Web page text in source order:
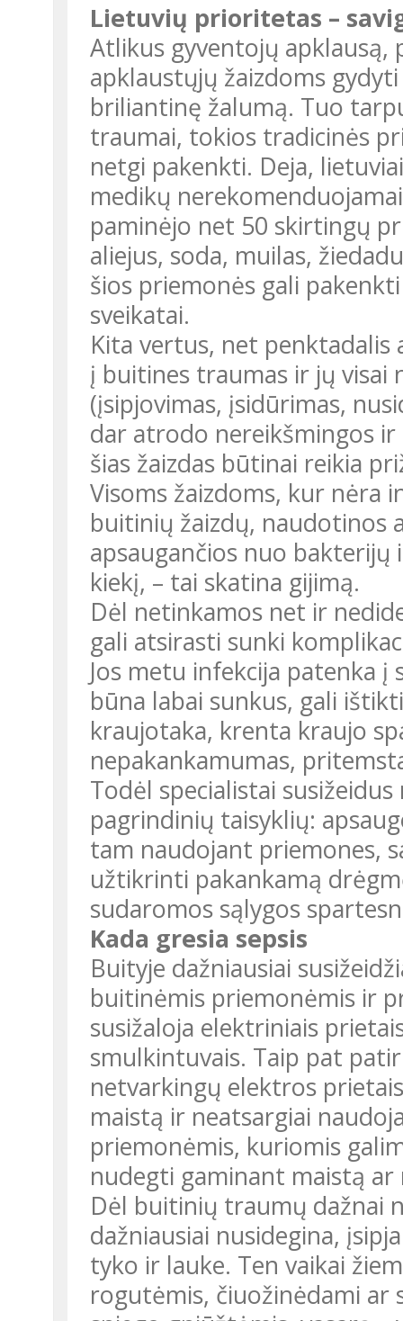
Lietuvių prioritetas –
Atlikus gyventojų apklausą,
apklaustųjų žaizdoms
briliantinę žalumą. Tuo
traumai, tokios tradicinės
netgi pakenkti. Deja,
medikų
paminėjo net 50 skirtingų
aliejus, soda, muilas,
šios priemonės gali
sveikatai.
Kita vertus, net penktadalis
į buitines traumas ir jų visai
(įsipjovimas, įsidūrimas,
dar atrodo nereikšmingos ir
šias žaizdas būtinai reikia
Visoms žaizdoms, kur nėra
buitinių žaizdų, naudotinos
apsaugančios nuo
kiekį, – tai skatina gijimą.
Dėl netinkamos net ir
gali atsirasti sunki
Jos metu infekcija patenka
būna labai sunkus, gali
kraujotaka, krenta kraujo
nepakankamumas,
Todėl specialistai
pagrindinių taisyklių:
tam naudojant priemones,
užtikrinti pakankamą
sudaromos sąlygos
Kada gresia sepsis
Buityje dažniausiai
buitinėmis priemonėmis ir
susižaloja elektriniais
smulkintuvais. Taip pat
netvarkingų elektros
maistą ir neatsargiai
priemonėmis, kuriomis
nudegti gaminant maistą ar
Dėl buitinių traumų dažnai
dažniausiai nusidegina,
tyko ir lauke. Ten vaikai
rogutėmis, čiuožinėdami ar